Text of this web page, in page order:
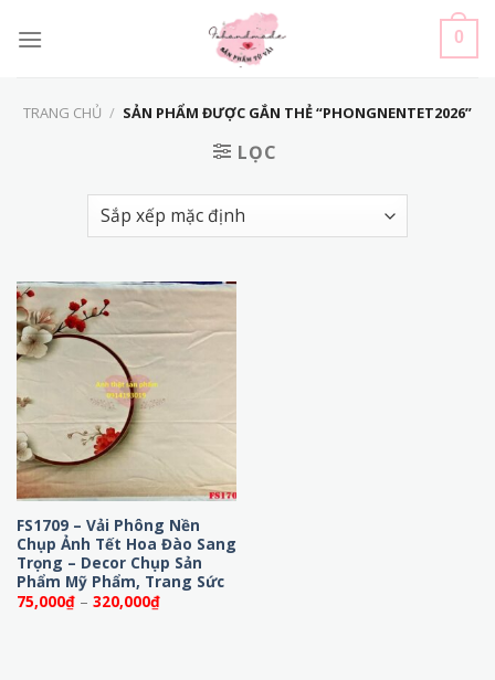
0
TRANG CHỦ / SẢN PHẨM ĐƯỢC GẮN THẺ “PHONGNENTET2026”
LỌC
FS1709 – Vải Phông Nền
Chụp Ảnh Tết Hoa Đào Sang
Trọng – Decor Chụp Sản
Phẩm Mỹ Phẩm, Trang Sức
75,000₫ – 320,000₫Khoảng
giá: